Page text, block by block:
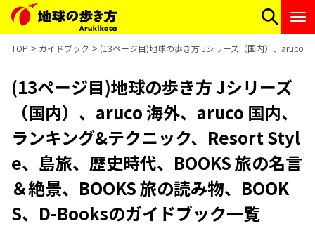
TOP ガイドブック (13ページ目)地球の歩き方 Jシリーズ（国内）、aruco
(13ページ目)地球の歩き方 Jシリーズ
（国内）、aruco 海外、aruco 国内、
ランキング&テクニック、Resort Styl
e、島旅、歴史時代、BOOKS 旅の名言
＆絶景、BOOKS 旅の読み物、BOOK
S、D-Booksのガイドブック一覧